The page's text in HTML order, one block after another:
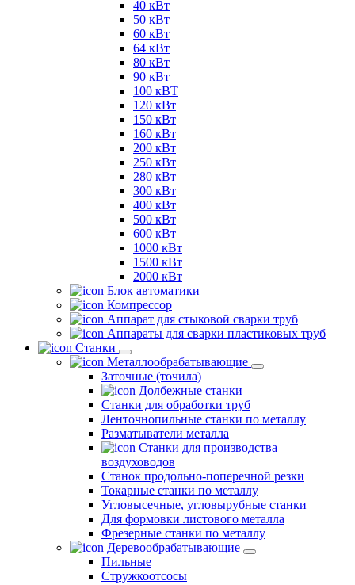
40 кВт
50 кВт
60 кВт
64 кВт
80 кВт
90 кВт
100 кВТ
120 кВт
150 кВт
160 кВт
200 кВт
250 кВт
280 кВт
300 кВт
400 кВт
500 кВт
600 кВт
1000 кВт
1500 кВт
2000 кВт
Блок автоматики
Компрессор
Аппарат для стыковой сварки труб
Аппараты для сварки пластиковых труб
Станки
Металлообрабатывающие
Заточные (точила)
Долбежные станки
Станки для обработки труб
Ленточнопильные станки по металлу
Разматыватели металла
Станки для производства
воздуховодов
Станок продольно-поперечной резки
Токарные станки по металлу
Угловысечные, угловырубные станки
Для формовки листового металла
Фрезерные станки по металлу
Деревообрабатывающие
Пильные
Стружкоотсосы